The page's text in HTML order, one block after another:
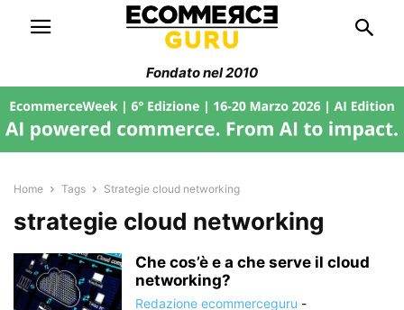
Fondato nel 2010
Home Tags Strategie cloud networking
strategie cloud networking
Che cos’è e a che serve il cloud
networking?
Redazione ecommerceguru -